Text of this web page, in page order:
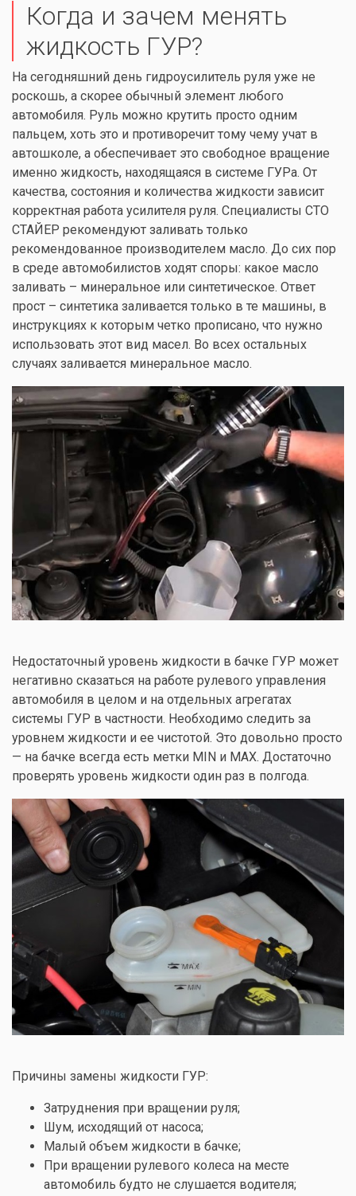
Когда и зачем менять
жидкость ГУР?
На сегодняшний день гидроусилитель руля уже не
роскошь, а скорее обычный элемент любого
автомобиля. Руль можно крутить просто одним
пальцем, хоть это и противоречит тому чему учат в
автошколе, а обеспечивает это свободное вращение
именно жидкость, находящаяся в системе ГУРа. От
качества, состояния и количества жидкости зависит
корректная работа усилителя руля. Специалисты СТО
СТАЙЕР рекомендуют заливать только
рекомендованное производителем масло. До сих пор
в среде автомобилистов ходят споры: какое масло
заливать – минеральное или синтетическое. Ответ
прост – синтетика заливается только в те машины, в
инструкциях к которым четко прописано, что нужно
использовать этот вид масел. Во всех остальных
случаях заливается минеральное масло.
Недостаточный уровень жидкости в бачке ГУР может
негативно сказаться на работе рулевого управления
автомобиля в целом и на отдельных агрегатах
системы ГУР в частности. Необходимо следить за
уровнем жидкости и ее чистотой. Это довольно просто
— на бачке всегда есть метки MIN и MAX. Достаточно
проверять уровень жидкости один раз в полгода.
Причины замены жидкости ГУР:
Затруднения при вращении руля;
Шум, исходящий от насоса;
Малый объем жидкости в бачке;
При вращении рулевого колеса на месте
автомобиль будто не слушается водителя;